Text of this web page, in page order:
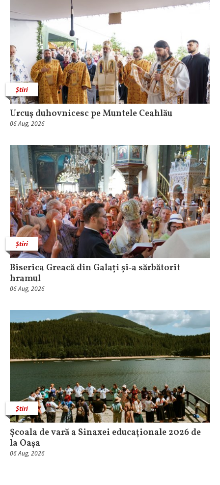
Știri
Urcuş duhovnicesc pe Muntele Ceahlău
06 Aug, 2026
Știri
Biserica Greacă din Galați și‑a sărbătorit
hramul
06 Aug, 2026
Știri
Școala de vară a Sinaxei educaționale 2026 de
la Oaşa
06 Aug, 2026